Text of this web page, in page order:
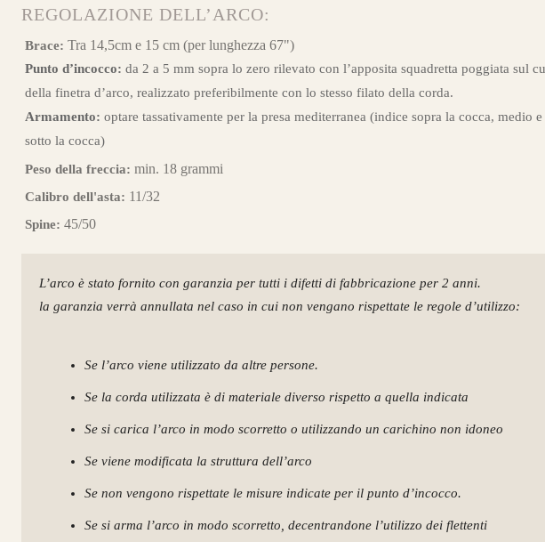
REGOLAZIONE DELL’ARCO:
Brace: Tra 14,5cm e 15 cm (per lunghezza 67")
Punto d’incocco: da 2 a 5 mm sopra lo zero rilevato con l’apposita squadretta poggiata sul
della finetra d’arco, realizzato preferibilmente con lo stesso filato della corda.
Armamento: optare tassativamente per la presa mediterranea (indice sopra la cocca, medio e
sotto la cocca)
Peso della freccia: min. 18 grammi
Calibro dell'asta: 11/32
Spine: 45/50
L’arco è stato fornito con garanzia per tutti i difetti di fabbricazione per 2 anni.
la garanzia verrà annullata nel caso in cui non vengano rispettate le regole d’utilizzo:
Se l’arco viene utilizzato da altre persone.
Se la corda utilizzata è di materiale diverso rispetto a quella indicata
Se si carica l’arco in modo scorretto o utilizzando un carichino non idoneo
Se viene modificata la struttura dell’arco
Se non vengono rispettate le misure indicate per il punto d’incocco.
Se si arma l’arco in modo scorretto, decentrandone l’utilizzo dei flettenti